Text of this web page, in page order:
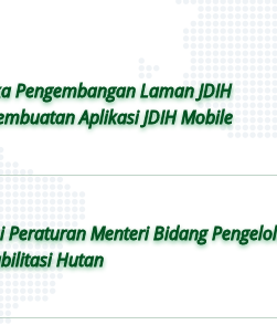
Pengembangan Laman JDIH
Aplikasi JDIH Mobile
Peraturan Menteri Bidang
Hutan